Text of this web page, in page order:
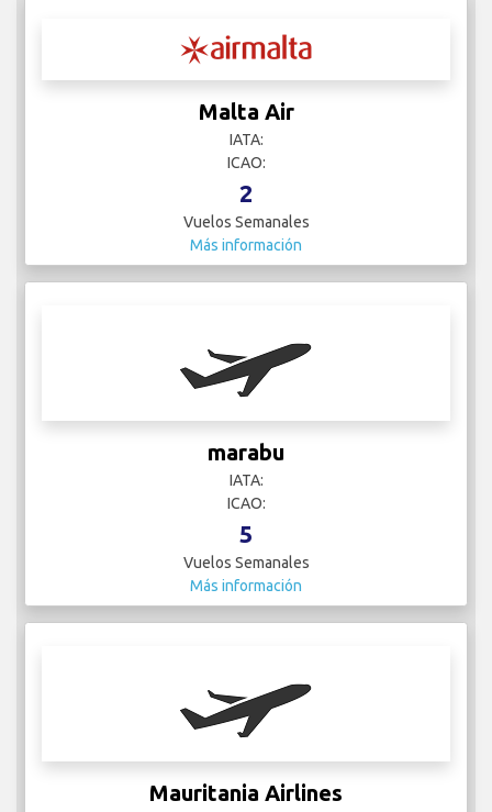
Malta Air
IATA:
ICAO:
2
Vuelos Semanales
Más información
marabu
IATA:
ICAO:
5
Vuelos Semanales
Más información
Mauritania Airlines